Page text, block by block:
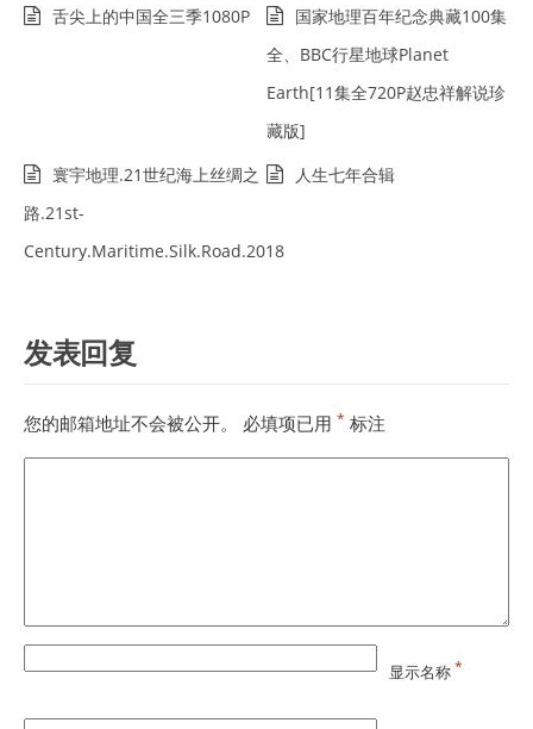
舌尖上的中国全三季1080P
国家地理百年纪念典藏100集
全、BBC行星地球Planet
Earth[11集全720P赵忠祥解说珍
藏版]
寰宇地理.21世纪海上丝绸之
路.21st-
Century.Maritime.Silk.Road.2018
人生七年合辑
发表回复
您的邮箱地址不会被公开。 必填项已用 * 标注
显示名称*